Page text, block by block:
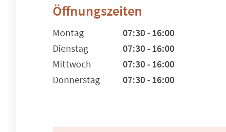
Öffnungszeiten
Montag
07:30 - 16:00
Dienstag
07:30 - 16:00
Mittwoch
07:30 - 16:00
Donnerstag
07:30 - 16:00